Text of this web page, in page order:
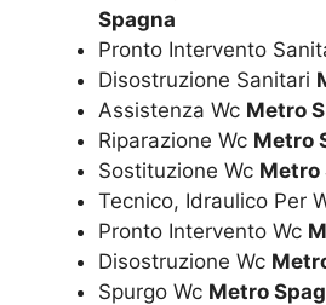
Spagna
Pronto Intervento
Disostruzione Sanitari
Assistenza Wc Metro
Riparazione Wc Metro
Sostituzione Wc Metro
Tecnico, Idraulico Per
Pronto Intervento Wc
Disostruzione Wc
Spurgo Wc Metro